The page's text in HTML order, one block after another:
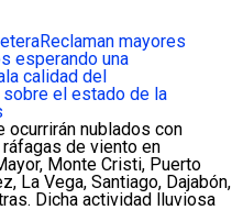
Reclaman mayores
esperando una
calidad del
el estado de la
ocurrirán nublados con
de viento en
Monte Cristi, Puerto
La Vega, Santiago, Dajabón,
Dicha actividad lluviosa